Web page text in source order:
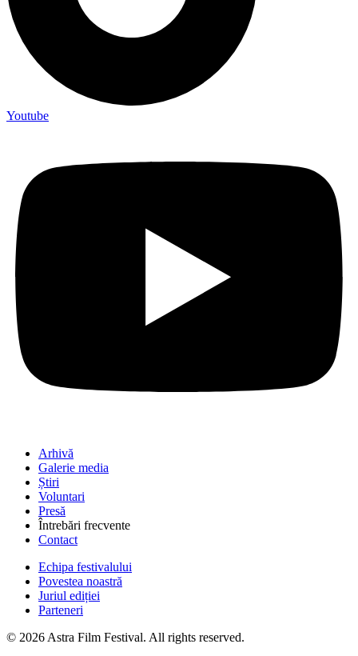
Youtube
Arhivă
Galerie media
Știri
Voluntari
Presă
Întrebări frecvente
Contact
Echipa festivalului
Povestea noastră
Juriul ediției
Parteneri
© 2026 Astra Film Festival. All rights reserved.